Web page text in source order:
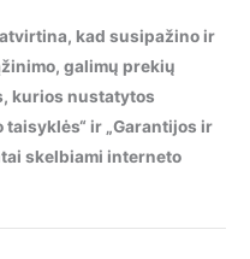
kad susipažino ir
galimų prekių
kurios nustatytos
ir „Garantijos ir
skelbiami interneto